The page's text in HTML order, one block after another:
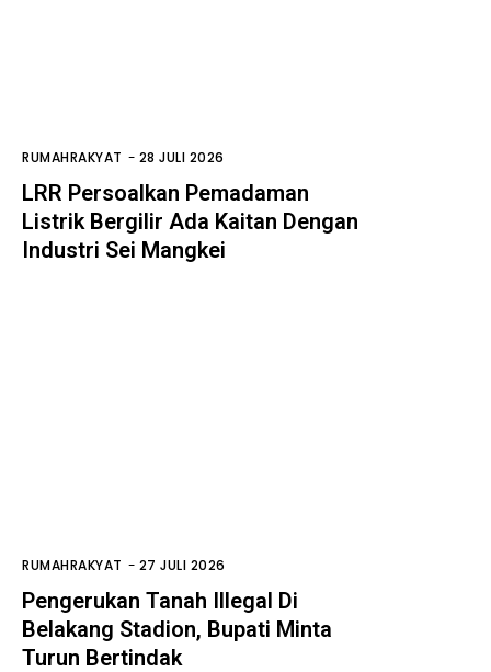
RUMAHRAKYAT - 28 JULI 2026
LRR Persoalkan Pemadaman
Listrik Bergilir Ada Kaitan Dengan
Industri Sei Mangkei
RUMAHRAKYAT - 27 JULI 2026
Pengerukan Tanah Illegal Di
Belakang Stadion, Bupati Minta
Turun Bertindak